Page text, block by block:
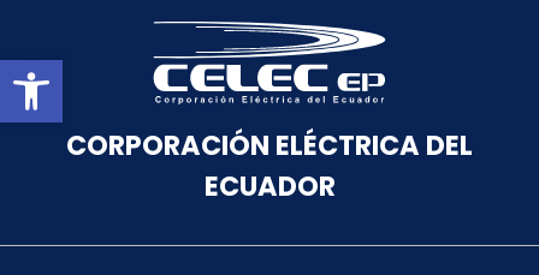
Abrir barra de herramientas
CORPORACIÓN ELÉCTRICA DEL
ECUADOR